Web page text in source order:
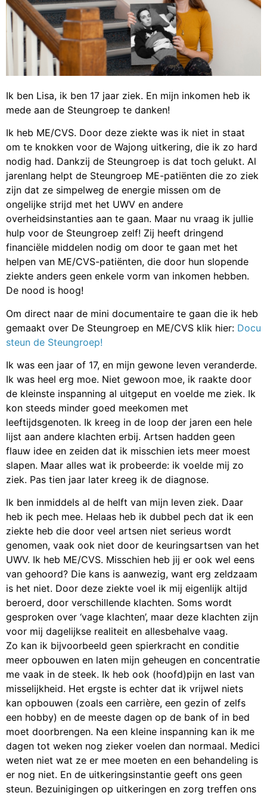
Ik ben Lisa, ik ben 17 jaar ziek. En mijn inkomen heb ik
mede aan de Steungroep te danken!
Ik heb ME/CVS. Door deze ziekte was ik niet in staat
om te knokken voor de Wajong uitkering, die ik zo hard
nodig had. Dankzij de Steungroep is dat toch gelukt. Al
jarenlang helpt de Steungroep ME-patiënten die zo ziek
zijn dat ze simpelweg de energie missen om de
ongelijke strijd met het UWV en andere
overheidsinstanties aan te gaan. Maar nu vraag ik jullie
hulp voor de Steungroep zelf! Zij heeft dringend
financiële middelen nodig om door te gaan met het
helpen van ME/CVS-patiënten, die door hun slopende
ziekte anders geen enkele vorm van inkomen hebben.
De nood is hoog!
Om direct naar de mini documentaire te gaan die ik heb
gemaakt over De Steungroep en ME/CVS klik hier: Docu
steun de Steungroep!
Ik was een jaar of 17, en mijn gewone leven veranderde.
Ik was heel erg moe. Niet gewoon moe, ik raakte door
de kleinste inspanning al uitgeput en voelde me ziek. Ik
kon steeds minder goed meekomen met
leeftijdsgenoten. Ik kreeg in de loop der jaren een hele
lijst aan andere klachten erbij. Artsen hadden geen
flauw idee en zeiden dat ik misschien iets meer moest
slapen. Maar alles wat ik probeerde: ik voelde mij zo
ziek. Pas tien jaar later kreeg ik de diagnose.
Ik ben inmiddels al de helft van mijn leven ziek. Daar
heb ik pech mee. Helaas heb ik dubbel pech dat ik een
ziekte heb die door veel artsen niet serieus wordt
genomen, vaak ook niet door de keuringsartsen van het
UWV. Ik heb ME/CVS. Misschien heb jij er ook wel eens
van gehoord? Die kans is aanwezig, want erg zeldzaam
is het niet. Door deze ziekte voel ik mij eigenlijk altijd
beroerd, door verschillende klachten. Soms wordt
gesproken over ‘vage klachten’, maar deze klachten zijn
voor mij dagelijkse realiteit en allesbehalve vaag.
Zo kan ik bijvoorbeeld geen spierkracht en conditie
meer opbouwen en laten mijn geheugen en concentratie
me vaak in de steek. Ik heb ook (hoofd)pijn en last van
misselijkheid. Het ergste is echter dat ik vrijwel niets
kan opbouwen (zoals een carrière, een gezin of zelfs
een hobby) en de meeste dagen op de bank of in bed
moet doorbrengen. Na een kleine inspanning kan ik me
dagen tot weken nog zieker voelen dan normaal. Medici
weten niet wat ze er mee moeten en een behandeling is
er nog niet. En de uitkeringsinstantie geeft ons geen
steun. Bezuinigingen op uitkeringen en zorg treffen ons